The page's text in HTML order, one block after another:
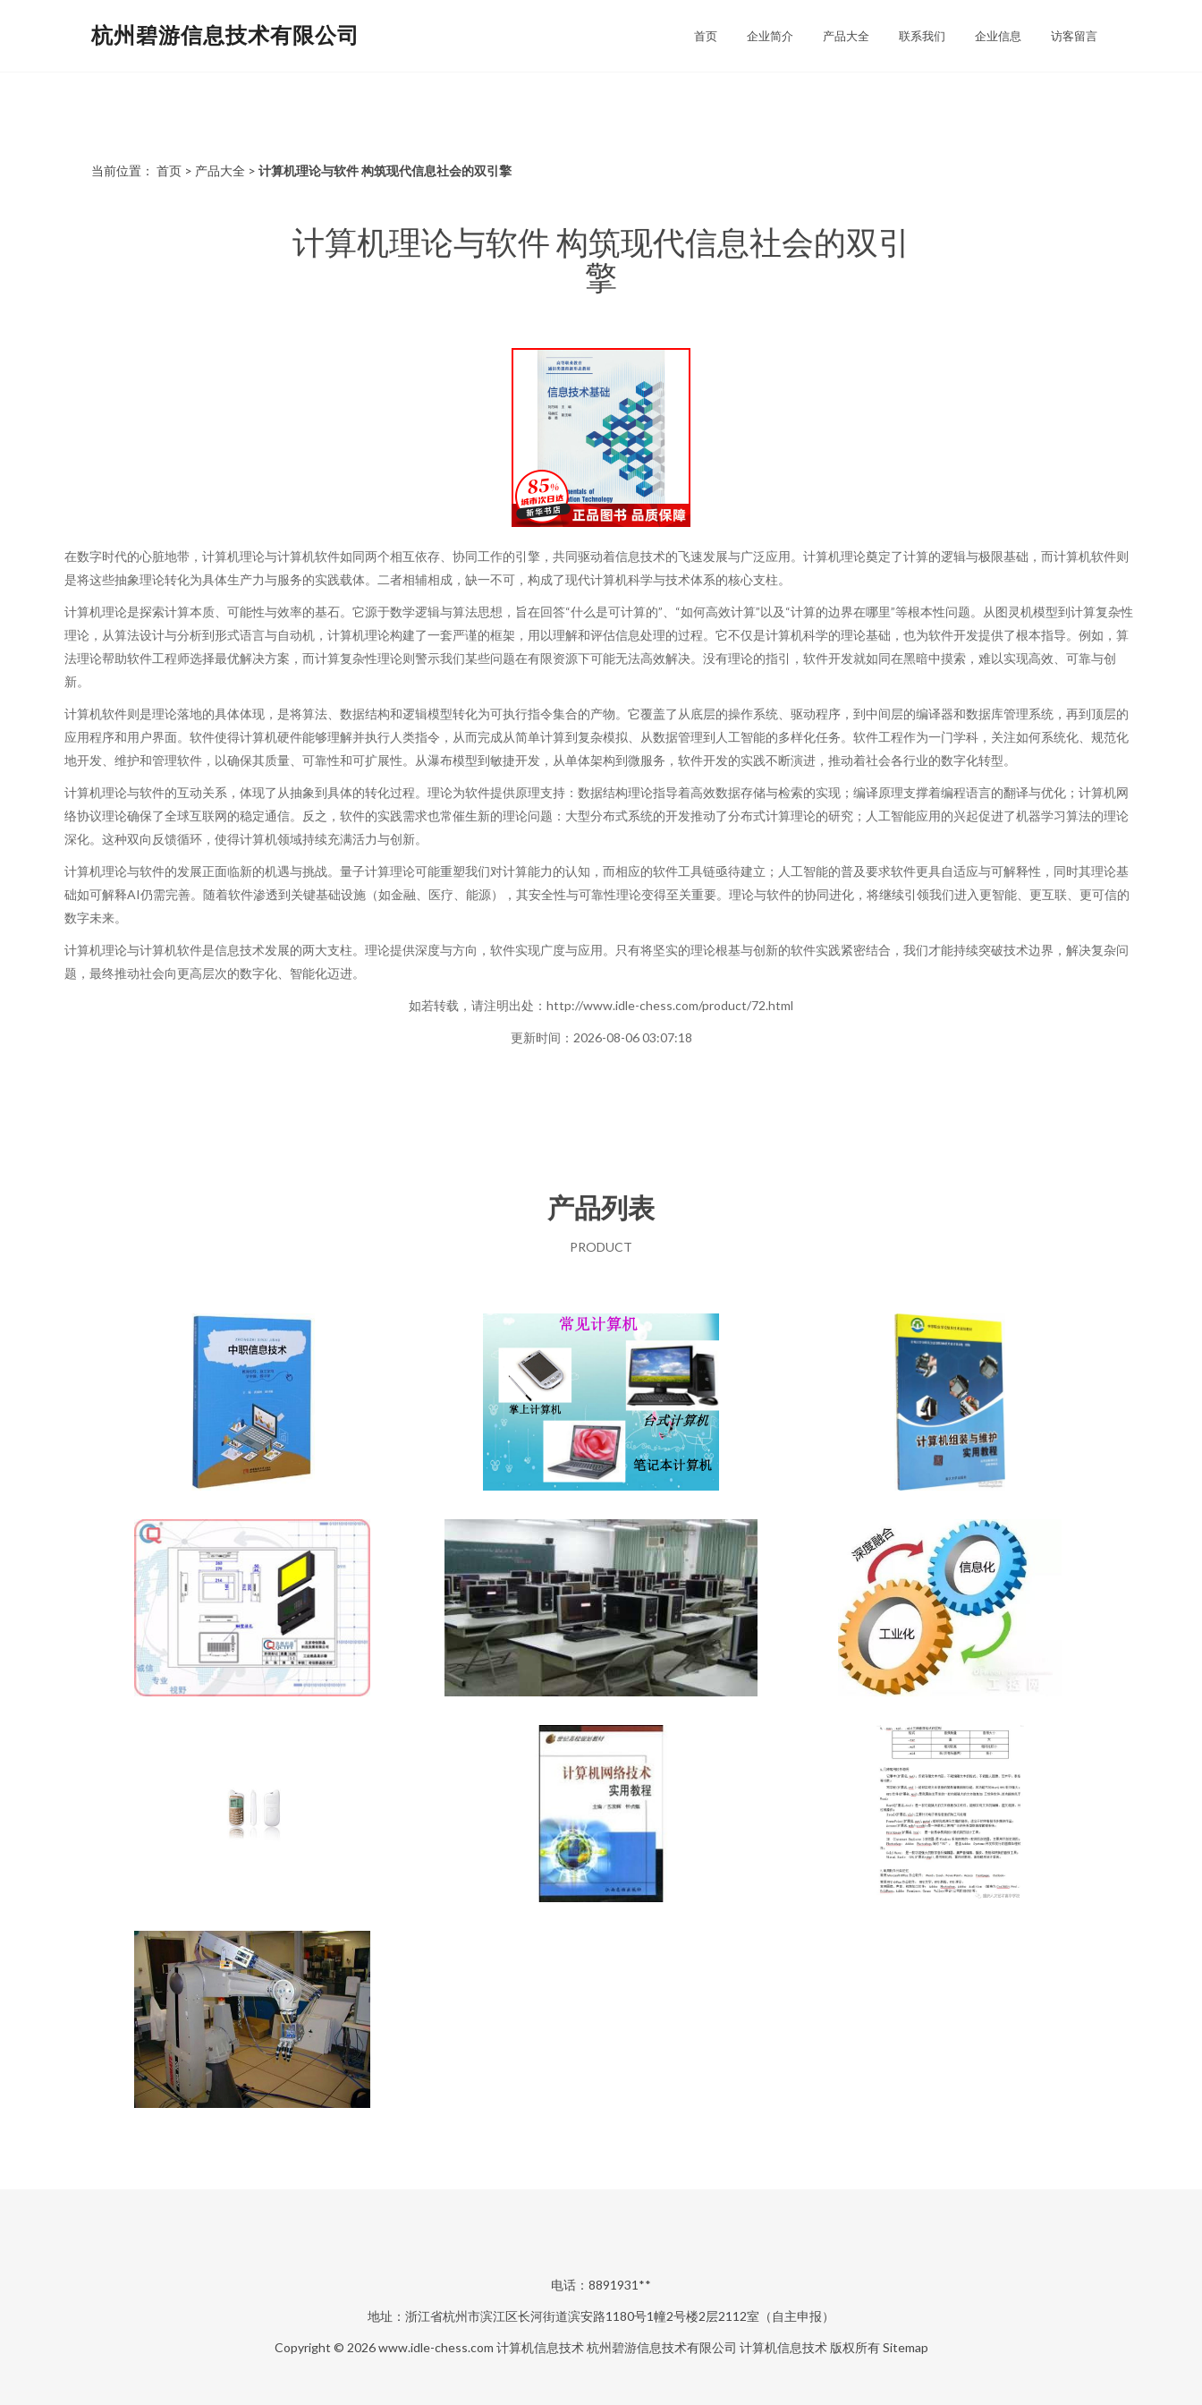
杭州碧游信息技术有限公司 首页 企业简介 产品大全 联系我们 企业信息 访客留言
当前位置： 首页 > 产品大全 > 计算机理论与软件 构筑现代信息社会的双引擎
计算机理论与软件 构筑现代信息社会的双引
擎
在数字时代的心脏地带，计算机理论与计算机软件如同两个相互依存、协同工作的引擎，共同驱动着信息技术的飞速发展与广泛应用。计算机理论奠定了计算的逻辑与极限基础，而计算机软件则
是将这些抽象理论转化为具体生产力与服务的实践载体。二者相辅相成，缺一不可，构成了现代计算机科学与技术体系的核心支柱。
计算机理论是探索计算本质、可能性与效率的基石。它源于数学逻辑与算法思想，旨在回答“什么是可计算的”、“如何高效计算”以及“计算的边界在哪里”等根本性问题。从图灵机模型到计算复杂性
理论，从算法设计与分析到形式语言与自动机，计算机理论构建了一套严谨的框架，用以理解和评估信息处理的过程。它不仅是计算机科学的理论基础，也为软件开发提供了根本指导。例如，算
法理论帮助软件工程师选择最优解决方案，而计算复杂性理论则警示我们某些问题在有限资源下可能无法高效解决。没有理论的指引，软件开发就如同在黑暗中摸索，难以实现高效、可靠与创
新。
计算机软件则是理论落地的具体体现，是将算法、数据结构和逻辑模型转化为可执行指令集合的产物。它覆盖了从底层的操作系统、驱动程序，到中间层的编译器和数据库管理系统，再到顶层的
应用程序和用户界面。软件使得计算机硬件能够理解并执行人类指令，从而完成从简单计算到复杂模拟、从数据管理到人工智能的多样化任务。软件工程作为一门学科，关注如何系统化、规范化
地开发、维护和管理软件，以确保其质量、可靠性和可扩展性。从瀑布模型到敏捷开发，从单体架构到微服务，软件开发的实践不断演进，推动着社会各行业的数字化转型。
计算机理论与软件的互动关系，体现了从抽象到具体的转化过程。理论为软件提供原理支持：数据结构理论指导着高效数据存储与检索的实现；编译原理支撑着编程语言的翻译与优化；计算机网
络协议理论确保了全球互联网的稳定通信。反之，软件的实践需求也常催生新的理论问题：大型分布式系统的开发推动了分布式计算理论的研究；人工智能应用的兴起促进了机器学习算法的理论
深化。这种双向反馈循环，使得计算机领域持续充满活力与创新。
计算机理论与软件的发展正面临新的机遇与挑战。量子计算理论可能重塑我们对计算能力的认知，而相应的软件工具链亟待建立；人工智能的普及要求软件更具自适应与可解释性，同时其理论基
础如可解释AI仍需完善。随着软件渗透到关键基础设施（如金融、医疗、能源），其安全性与可靠性理论变得至关重要。理论与软件的协同进化，将继续引领我们进入更智能、更互联、更可信的
数字未来。
计算机理论与计算机软件是信息技术发展的两大支柱。理论提供深度与方向，软件实现广度与应用。只有将坚实的理论根基与创新的软件实践紧密结合，我们才能持续突破技术边界，解决复杂问
题，最终推动社会向更高层次的数字化、智能化迈进。
如若转载，请注明出处：http://www.idle-chess.com/product/72.html
更新时间：2026-08-06 03:07:18
产品列表
PRODUCT
电话：8891931**
地址：浙江省杭州市滨江区长河街道滨安路1180号1幢2号楼2层2112室（自主申报）
Copyright © 2026www.idle-chess.com 计算机信息技术 杭州碧游信息技术有限公司 计算机信息技术版权所有Sitemap